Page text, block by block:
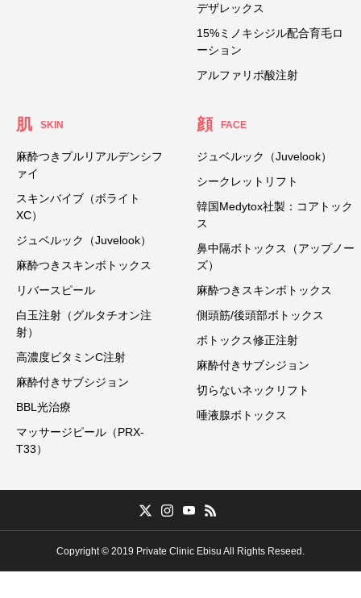
デザレックス
15%ミノキシジル配合育毛ロ
ーション
アルファリポ酸注射
肌 SKIN
麻酔つきプルリアルデンシフ
ァイ
スキンバイブ（ボライト
XC）
ジュベルック（Juvelook）
麻酔つきスキンボトックス
リバースピール
白玉注射（グルタチオン注
射）
高濃度ビタミンC注射
麻酔付きサブシジョン
BBL光治療
マッサージピール（PRX-
T33）
顔 FACE
ジュベルック（Juvelook）
シークレットリフト
韓国Medytox社製：コアトック
ス
鼻中隔ボトックス（アップノー
ズ）
麻酔つきスキンボトックス
側頭筋/後頭部ボトックス
ボトックス修正注射
麻酔付きサブシジョン
切らないネックリフト
唾液腺ボトックス
Copyright © 2019 Private Clinic Ebisu All Rights Reseed.